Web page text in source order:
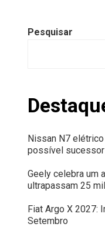
Pesquisar
Nissan N7
possível
Geely celebra um
ultrapassam 25
Fiat Argo X 2027:
Setembro